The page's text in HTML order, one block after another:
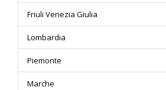
Friuli Venezia Giulia
Lombardia
Piemonte
Marche